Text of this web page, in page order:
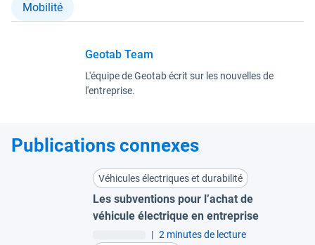
Mobilité
Geotab Team
L'équipe de Geotab écrit sur les nouvelles de
l'entreprise.
Publications connexes
Véhicules électriques et durabilité
Les subventions pour l’achat de
véhicule électrique en entreprise
| 2 minutes de lecture